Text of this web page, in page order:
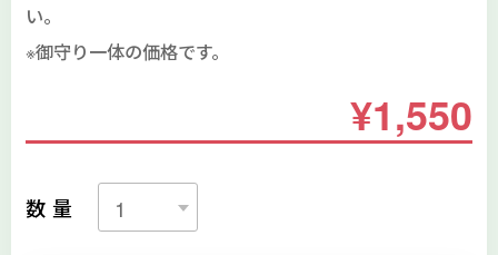
い。
※御守り一体の価格です。
¥1,550
数量